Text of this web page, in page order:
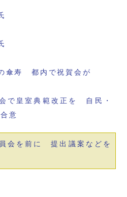
傘寿 都内で祝賀会が
で皇室典範改正を 自民・
意
会を前に 提出議案などを